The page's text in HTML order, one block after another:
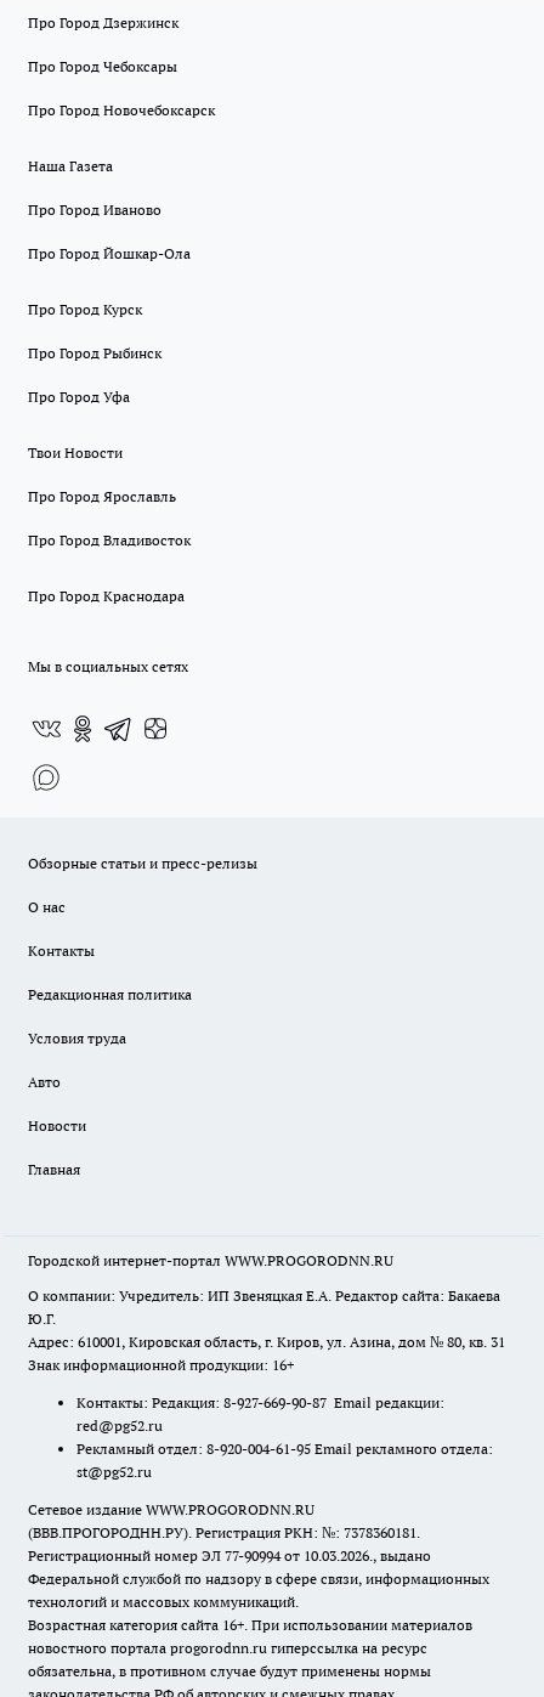
Про Город Дзержинск
Про Город Чебоксары
Про Город Новочебоксарск
Наша Газета
Про Город Иваново
Про Город Йошкар-Ола
Про Город Курск
Про Город Рыбинск
Про Город Уфа
Твои Новости
Про Город Ярославль
Про Город Владивосток
Про Город Краснодара
Мы в социальных сетях
Обзорные статьи и пресс-релизы
О нас
Контакты
Редакционная политика
Условия труда
Авто
Новости
Главная
Городской интернет-портал WWW.PROGORODNN.RU
О компании: Учредитель: ИП Звеняцкая Е.А. Редактор сайта: Бакаева
Ю.Г.
Адрес: 610001, Кировская область, г. Киров, ул. Азина, дом № 80, кв. 31
Знак информационной продукции: 16+
Контакты: Редакция: 8-927-669-90-87 Email редакции:
red@pg52.ru
Рекламный отдел: 8-920-004-61-95 Email рекламного отдела:
st@pg52.ru
Сетевое издание WWW.PROGORODNN.RU
(ВВВ.ПРОГОРОДНН.РУ). Регистрация РКН: №: 7378360181.
Регистрационный номер ЭЛ 77-90994 от 10.03.2026., выдано
Федеральной службой по надзору в сфере связи, информационных
технологий и массовых коммуникаций.
Возрастная категория сайта 16+. При использовании материалов
новостного портала progorodnn.ru гиперссылка на ресурс
обязательна, в противном случае будут применены нормы